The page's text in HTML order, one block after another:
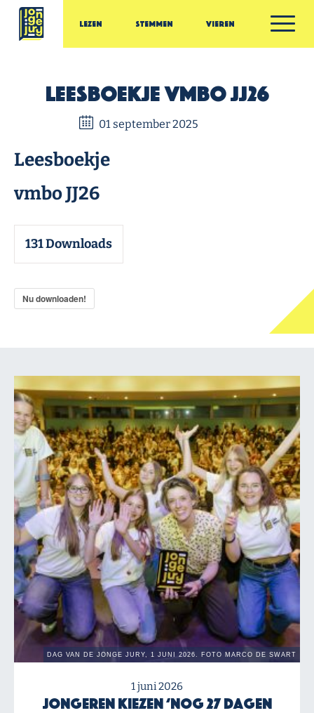
Ga door naar inhoud
Jonge Jury
Lezen Stemmen Vieren
Leesboekje vmbo JJ26
01 september 2025
Leesboekje
vmbo JJ26
131Downloads
Nu downloaden!
1 juni 2026
Jongeren kiezen ‘Nog 27 dagen